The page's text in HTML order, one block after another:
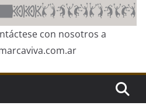
con nosotros a